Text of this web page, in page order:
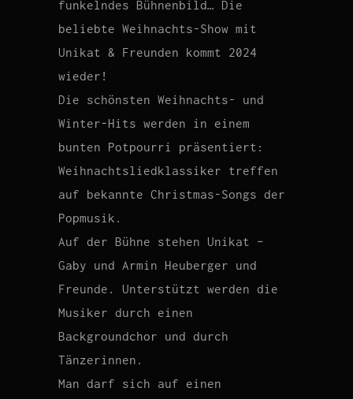
funkelndes Bühnenbild… Die
beliebte Weihnachts-Show mit
Unikat & Freunden kommt 2024
wieder!
Die schönsten Weihnachts- und
Winter-Hits werden in einem
bunten Potpourri präsentiert:
Weihnachtsliedklassiker treffen
auf bekannte Christmas-Songs der
Popmusik.
Auf der Bühne stehen Unikat –
Gaby und Armin Heuberger und
Freunde. Unterstützt werden die
Musiker durch einen
Backgroundchor und durch
Tänzerinnen.
Man darf sich auf einen